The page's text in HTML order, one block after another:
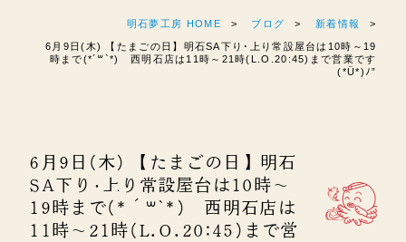
明石夢工房 HOME ブログ 新着情報
6月9日(木) 【たまごの日】明石SA下り･上り常設屋台は10時～19
時まで(*´꒳`*) 西明石店は11時～21時(L.O.20:45)まで営業です
(*Ü*)ﾉ”
6月9日(木) 【たまごの日】明石
SA下り･上り常設屋台は10時～
19時まで(*´꒳`*) 西明石店は
11時～21時(L.O.20:45)まで営